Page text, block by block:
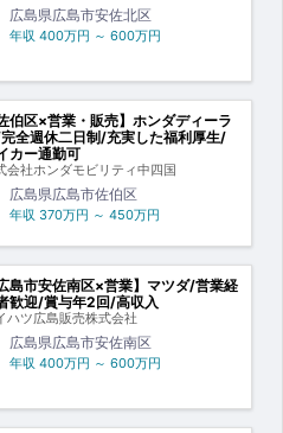
広島県広島市安佐北区
年収 400万円 ～ 600万円
佐伯区×営業・販売】ホンダディーラ
全週休二日制/充実した福利厚生/
カー通勤可
会社ホンダモビリティ中四国
広島県広島市佐伯区
年収 370万円 ～ 450万円
広島市安佐南区×営業】マツダ/営業経
歓迎/賞与年2回/高収入
ハツ広島販売株式会社
広島県広島市安佐南区
年収 400万円 ～ 600万円